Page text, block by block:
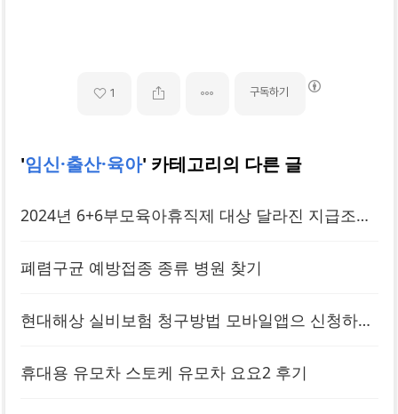
1 구독하기
'임신·출산·육아' 카테고리의 다른 글
2024년 6+6부모육아휴직제 대상 달라진 지급조건
폐렴구균 예방접종 종류 병원 찾기
현대해상 실비보험 청구방법 모바일앱으 신청하는
휴대용 유모차 스토케 유모차 요요2 후기